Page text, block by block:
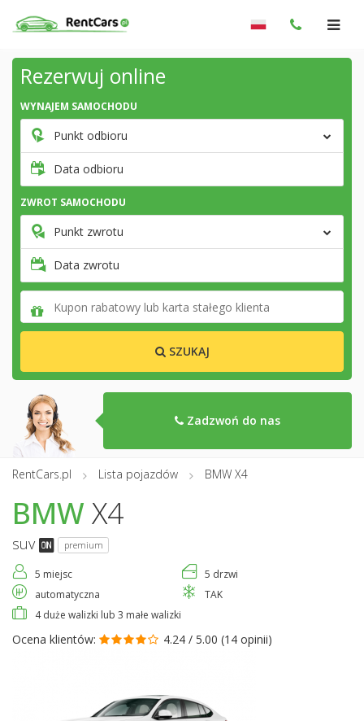
Rezerwuj online
WYNAJEM SAMOCHODU
Punkt odbioru
Data odbioru
ZWROT SAMOCHODU
Punkt zwrotu
Data zwrotu
SZUKAJ
Zadzwoń do nas
RentCars.pl Lista pojazdów BMW X4
BMW X4
suv premium
5 miejsc
5 drzwi
automatyczna
TAK
4 duże walizki lub 3 małe walizki
Ocena klientów: 4.24 / 5.00 (14 opinii)